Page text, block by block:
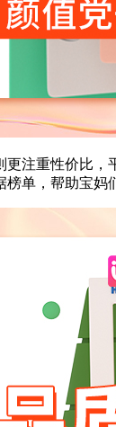
更注重性价比
单，帮助宝妈